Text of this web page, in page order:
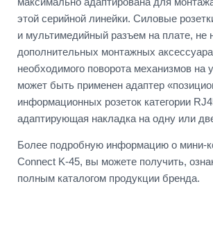
этой серийной линейки. Силовые
и мультимедийный разъем на плате, не
дополнительных монтажных
необходимого поворота механизмов на
может быть применен адаптер
информационных розеток категории
адаптирующая накладка на одну или
Более подробную информацию о мини-
Connect K-45, вы можете получить,
полным каталогом продукции бренда.